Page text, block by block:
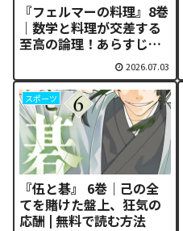
『フェルマーの料理』8巻
｜数学と料理が交差する
至高の論理！あらすじと
無料配信を構造解析2026.07.03
スポーツ
『伍と碁』 6巻｜己の全
てを賭けた盤上、狂気の
応酬 | 無料で読む方法